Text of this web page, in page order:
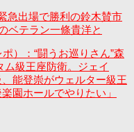
急出場で勝利の鈴木賛市
ベテラン一條貴洋と
）：“闘うお巡りさん”森
ム級王座防衛。ジェイ
能登崇がウェルター級王
園ホールでやりたい」